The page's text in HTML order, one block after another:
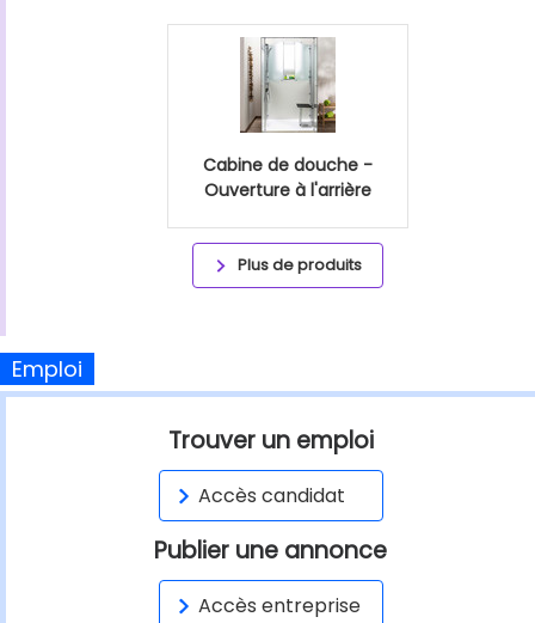
Cabine de douche -
Ouverture à l'arrière
Plus de produits
Emploi
Trouver un emploi
Accès candidat
Publier une annonce
Accès entreprise